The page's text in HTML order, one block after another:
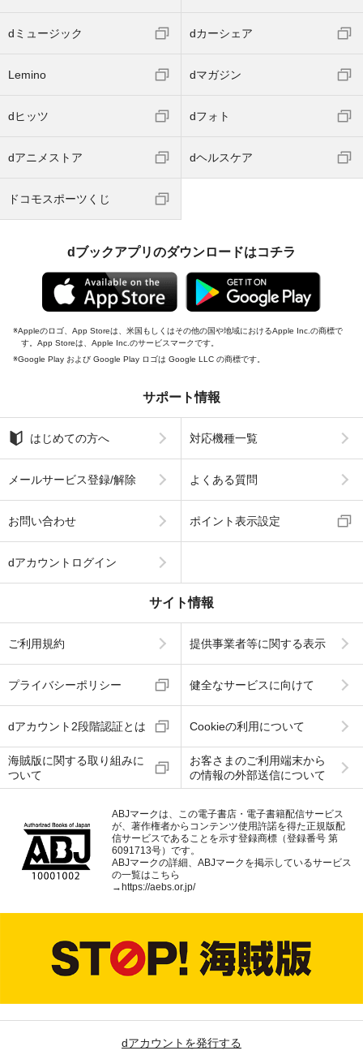
dミュージック dカーシェア
Lemino dマガジン
dヒッツ dフォト
dアニメストア dヘルスケア
ドコモスポーツくじ
dブックアプリのダウンロードはコチラ
Appleのロゴ、App Storeは、米国もしくはその他の国や地域におけるApple Inc.の商標で
す。App Storeは、Apple Inc.のサービスマークです。
Google Play および Google Play ロゴは Google LLC の商標です。
サポート情報
はじめての方へ 対応機種一覧
メールサービス登録/解除 よくある質問
お問い合わせ ポイント表示設定
dアカウントログイン
サイト情報
ご利用規約 提供事業者等に関する表示
プライバシーポリシー 健全なサービスに向けて
dアカウント2段階認証とは Cookieの利用について
海賊版に関する取り組みに
ついて
お客さまのご利用端末から
の情報の外部送信について
ABJマークは、この電子書店・電子書籍配信サービス
が、著作権者からコンテンツ使用許諾を得た正規版配
信サービスであることを示す登録商標（登録番号 第
6091713号）です。
ABJマークの詳細、ABJマークを掲示しているサービス
の一覧はこちら
→ https://aebs.or.jp/
dアカウントを発行する